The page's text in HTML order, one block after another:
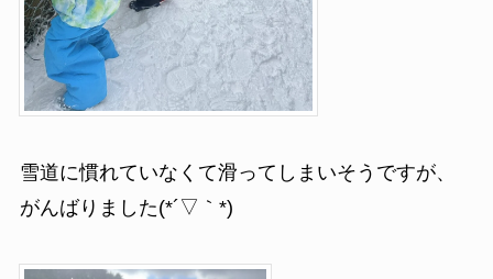
雪道に慣れていなくて滑ってしまいそうですが、
がんばりました(*´▽｀*)